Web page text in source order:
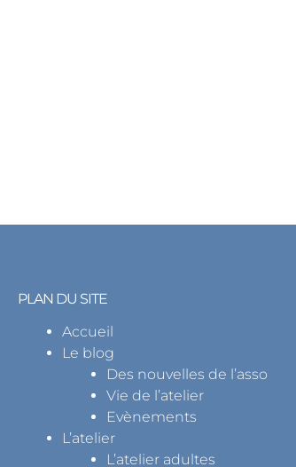
PLAN DU SITE
Accueil
Le blog
Des nouvelles de l’asso
Vie de l’atelier
Evènements
L’atelier
L’atelier adultes